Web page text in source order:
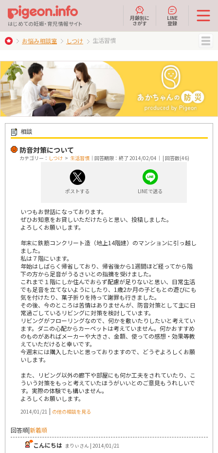
はじめての妊娠・育児情報サイト
月齢別に
さがす
LINE
登録
お悩み相談室 しつけ 生活習慣
相談
防音対策について
カテゴリー： しつけ > 生活習慣 ｜回答期限：終了 2014/02/04｜ | 回答数(46)
ポストする LINEで送る
いつもお世話になっております。
ぜひお知恵をお貸しいただけたらと思い、投稿しました。
よろしくお願いします。
年末に鉄筋コンクリート造（地上14階建）のマンションに引っ越し
ました。
私は７階にいます。
年始はしばらく帰省しており、帰省後から1週間ほど経ってから階
下の方から足音がうるさいとの指摘を受けました。
これまで１階にしか住んでおらず配慮が足りないと思い、日常生活
でも足音を立てないようにしたり、1歳2か月の子どもとの遊びにも
気を付けたり、菓子折りを持って謝罪も行きました。
その後、今のところは苦情はありませんが、防音対策として主に日
常過ごしているリビングに対策を検討しています。
リビングがフローリングなので、何かを敷いたりしたいと考えてい
ます。ダニの心配からカーペットは考えていません。何かおすすめ
のものがあればメーカーや大きさ、金額、使っての感想・効果等教
えていただけると幸いです。
今週末には購入したいと思っておりますので、どうぞよろしくお願
いします。
また、リビング以外の廊下や部屋にも何か工夫をされていたり、こ
ういう対策をもっと考えていたほうがいいとのご意見もうれしいで
す。実際の体験でも構いません。
よろしくお願いします。
2014/01/21 | の他の相談を見る
回答順|新着順
こんにちは まりぃさん | 2014/01/21